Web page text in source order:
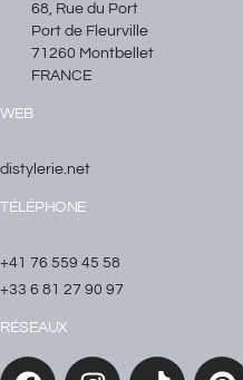
68, Rue du Port
Port de Fleurville
71260 Montbellet
FRANCE
WEB
distylerie.net
TÉLÉPHONE
+41 76 559 45 58
+33 6 81 27 90 97
RÉSEAUX